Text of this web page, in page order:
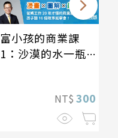
富小孩的商業課
1：沙漠的水一瓶
NT$ 300